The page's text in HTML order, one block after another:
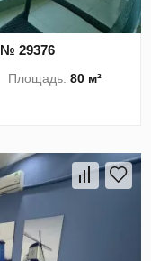
№ 29376
Площадь:80 м²